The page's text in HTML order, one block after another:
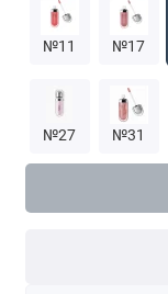
№11 №17
№27 №31